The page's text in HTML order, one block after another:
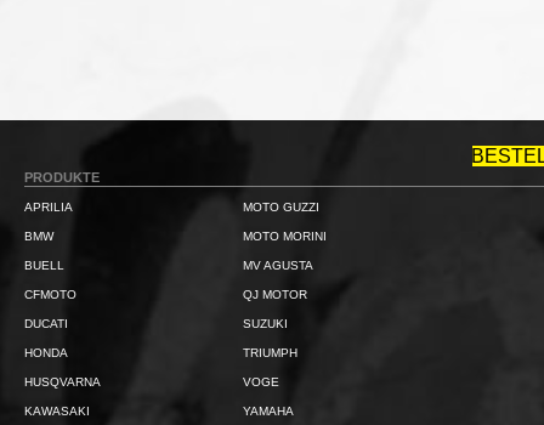
PRODUKTE
APRILIA
BMW
BUELL
CFMOTO
DUCATI
HONDA
HUSQVARNA
KAWASAKI
MOTO GUZZI
MOTO MORINI
MV AGUSTA
QJ MOTOR
SUZUKI
TRIUMPH
VOGE
YAMAHA